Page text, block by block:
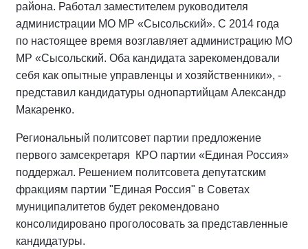
района. Работал заместителем руководителя
администрации МО МР «Сысольский». С 2014 года
по настоящее время возглавляет администрацию МО
МР «Сысольский. Оба кандидата зарекомендовали
себя как опытные управленцы и хозяйственники», -
представил кандидатуры однопартийцам Александр
Макаренко.
Региональный политсовет партии предложение
первого замсекретаря КРО партии «Единая Россия»
поддержал. Решением политсовета депутатским
фракциям партии "Единая Россия" в Советах
муниципалитетов будет рекомендовано
консолидировано проголосовать за представленные
кандидатуры.